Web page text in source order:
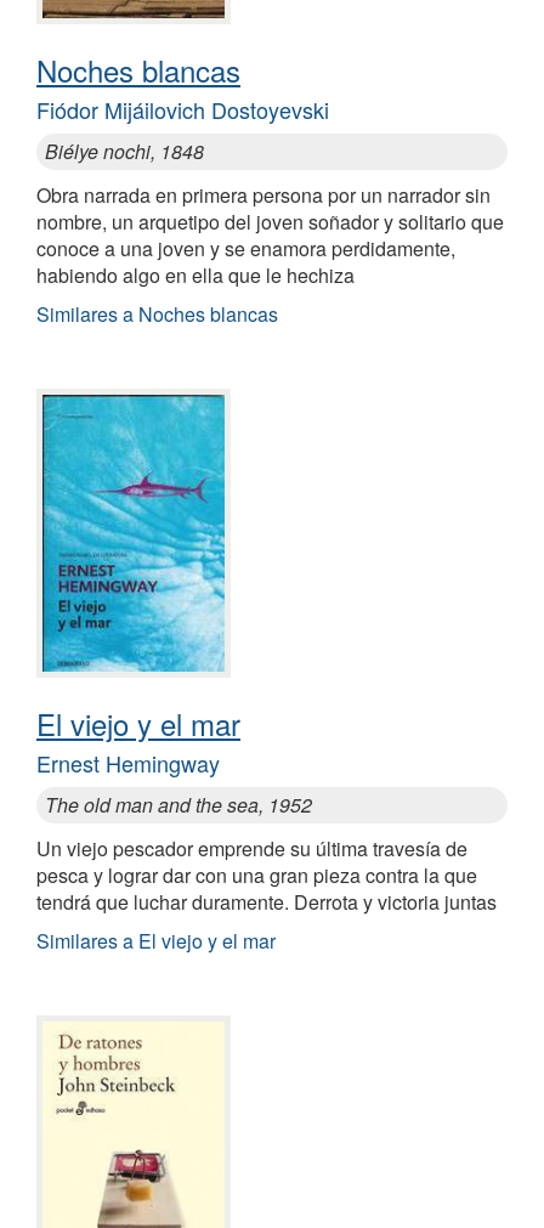
Noches blancas
Fiódor Mijáilovich Dostoyevski
Biélye nochi, 1848
Obra narrada en primera persona por un narrador sin
nombre, un arquetipo del joven soñador y solitario que
conoce a una joven y se enamora perdidamente,
habiendo algo en ella que le hechiza
Similares a Noches blancas
El viejo y el mar
Ernest Hemingway
The old man and the sea, 1952
Un viejo pescador emprende su última travesía de
pesca y lograr dar con una gran pieza contra la que
tendrá que luchar duramente. Derrota y victoria juntas
Similares a El viejo y el mar